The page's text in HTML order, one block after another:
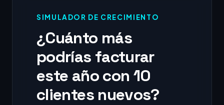
SIMULADOR DE CRECIMIENTO
¿Cuánto más
podrías facturar
este año con 10
clientes nuevos?